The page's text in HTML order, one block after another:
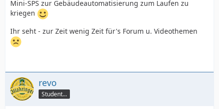
Mini-SPS zur Gebäudeautomatisierung zum Laufen zu
kriegen
Ihr seht - zur Zeit wenig Zeit für's Forum u. Videothemen
revo
Student...